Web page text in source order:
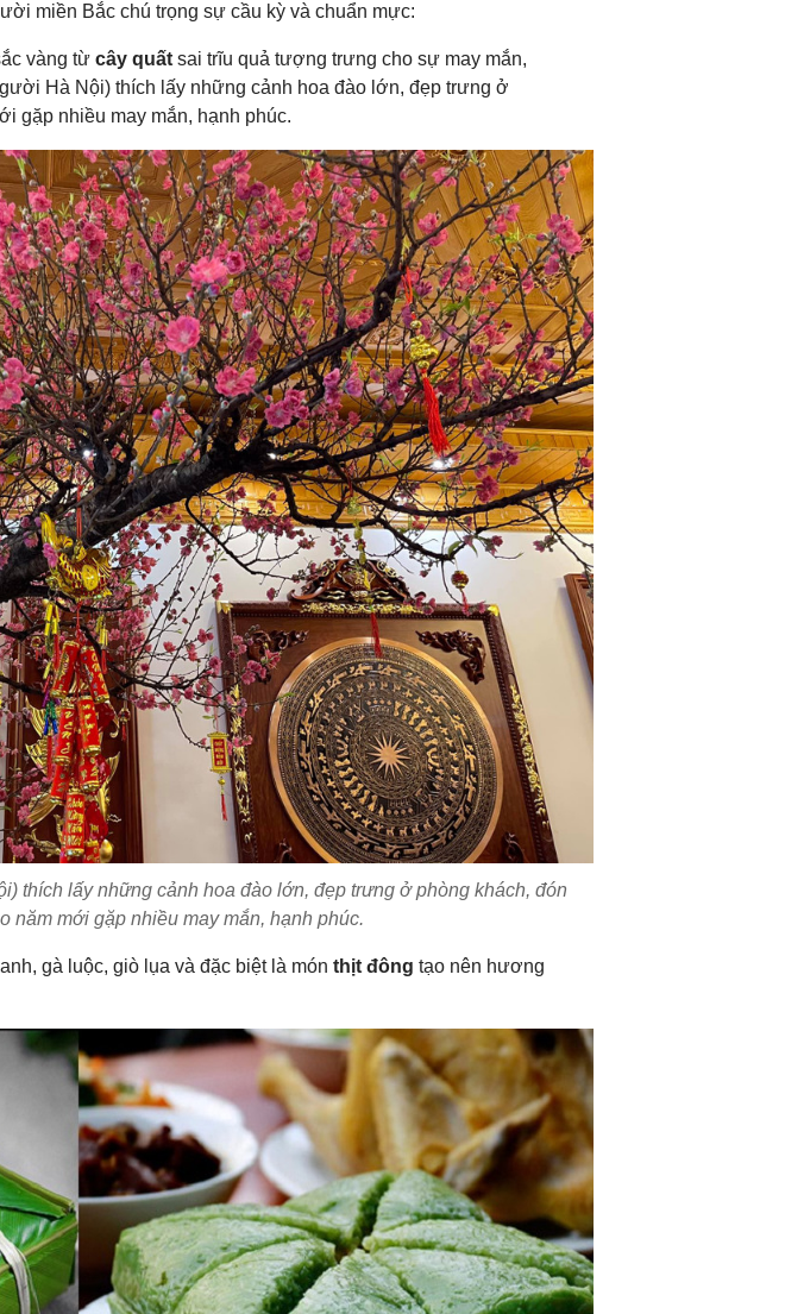
miền Bắc chú trọng sự cầu kỳ và chuẩn mực:
vàng từ cây quấtsai trĩu quả tượng trưng cho sự may mắn,
Hà Nội) thích lấy những cảnh hoa đào lớn, đẹp trưng ở
gặp nhiều may mắn, hạnh phúc.
thích lấy những cảnh hoa đào lớn, đẹp trưng ở phòng khách, đón
năm mới gặp nhiều may mắn, hạnh phúc.
gà luộc, giò lụa và đặc biệt là món thịt đông tạo nên hương